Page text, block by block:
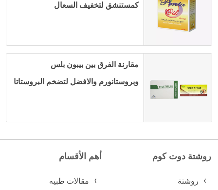
كمستنشق لتخفيف السعال
مقارنة الفرق بين بيبون بلس
وبروستانورم والافضل لتضخم البروستاتا
روشتة دوت كوم
روشتة
أهم الأقسام
مقالات طبيه